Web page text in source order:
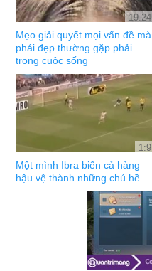
19:24
Mẹo giải quyết mọi vấn đề mà
phái đẹp thường gặp phải
trong cuộc sống
1:9
Một mình Ibra biến cả hàng
hậu vệ thành những chú hề